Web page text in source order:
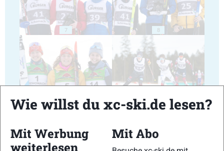
7 8
10
Wie willst du xc-ski.de lesen?
Mit Werbung
weiterlesen
Mit Abo